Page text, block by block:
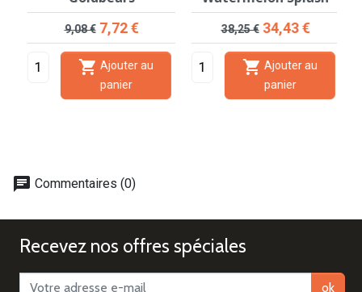
Prix de base
9,08 €Prix
7,72 €

panier
Prix de base
38,25 €Prix
34,43 €

panier
chat Commentaires (0)
Recevez nos offres spéciales
ok